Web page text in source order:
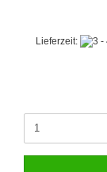
Lieferzeit: